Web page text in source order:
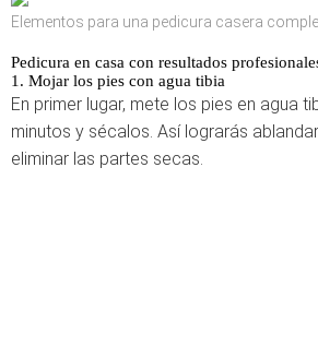
Elementos para una pedicura casera
Pedicura en casa con resultados
1. Mojar los pies con agua tibia
En primer lugar, mete los pies en agua
minutos y sécalos. Así lograrás
eliminar las partes secas.